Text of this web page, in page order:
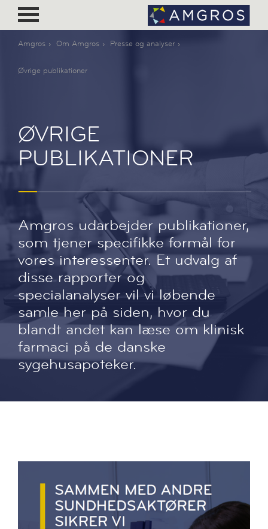
Amgros Om Amgros Presse og analyser
Øvrige publikationer
ØVRIGE
PUBLIKATIONER
Amgros udarbejder publikationer,
som tjener specifikke formål for
vores interessenter. Et udvalg af
disse rapporter og
specialanalyser vil vi løbende
samle her på siden, hvor du
blandt andet kan læse om klinisk
farmaci på de danske
sygehusapoteker.